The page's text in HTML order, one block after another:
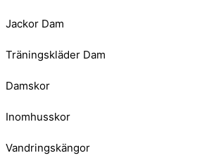
Jackor Dam
Träningskläder Dam
Damskor
Inomhusskor
Vandringskängor